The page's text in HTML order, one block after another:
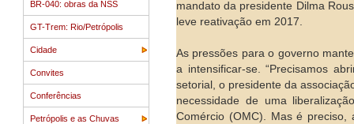
BR-040: obras da NSS
GT-Trem: Rio/Petrópolis
Cidade
Convites
Conferências
Petrópolis e as Chuvas
mandato da presidente Dilma
leve reativação em 2017.
As pressões para o governo
a intensificar-se. “Precisamos
setorial, o presidente da
necessidade de uma
Comércio (OMC). Mas é preciso,